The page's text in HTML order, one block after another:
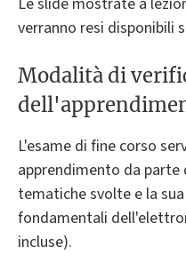
verranno resi disponibili
Modalità di
L'esame di fine corso
apprendimento da
tematiche svolte e la
fondamentali
incluse).